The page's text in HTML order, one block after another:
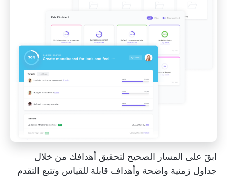
ابقَ على المسار الصحيح لتحقيق أهدافك من خلال
جداول زمنية واضحة وأهداف قابلة للقياس وتتبع التقدم